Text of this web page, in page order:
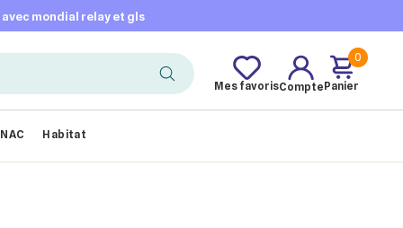
mondial relay et gls
Mes favorisCompte
0
Panier
NAC Habitat